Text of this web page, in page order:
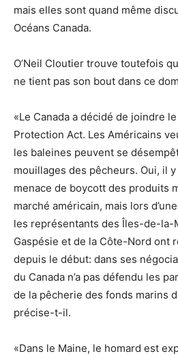
mais elles sont quand même
Océans Canada.
O’Neil Cloutier trouve toutefois
ne tient pas son bout dans ce
«Le Canada a décidé de joindre
Protection Act. Les Américains
les baleines peuvent se
mouillages des pêcheurs. Oui, il
menace de boycott des produits
marché américain, mais lors
les représentants des Îles-de-la-
Gaspésie et de la Côte-Nord ont
depuis le début: dans ses
du Canada n’a pas défendu les
de la pêcherie des fonds marins
précise-t-il.
«Dans le Maine, le homard est